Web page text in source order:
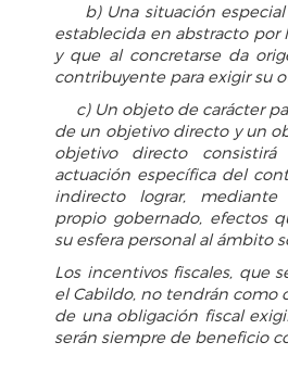
b) Una situación especial
establecida en abstracto por
y que al concretarse da
contribuyente para exigir su
c) Un objeto de carácter
de un objetivo directo y un
objetivo directo
actuación específica del
indirecto lograr,
propio gobernado, efectos
su esfera personal al ámbito
Los incentivos fiscales, que
el Cabildo, no tendrán como
de una obligación fiscal
serán siempre de beneficio